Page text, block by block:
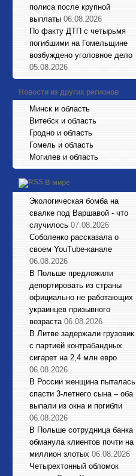
полиса после крупной
выплаты 06.08.2026
По факту ДТП с четырьмя
погибшими на Гомельщине
возбуждено уголовное дело
05.08.2026
Новости из других регионов
Минск и область
Витебск и область
Гродно и область
Гомель и область
Могилев и область
В мире
Экологическая бомба на
свалке под Варшавой - что
случилось 07.08.2026
Соболенко рассказала о
своем YouTube-канале
06.08.2026
В Польше предложили
депортировать из страны
официально не работающих
украинцев призывного
возраста 06.08.2026
В Литве задержали грузовик
с партией контрабандных
сигарет на 2,4 млн евро
06.08.2026
В России женщина пыталась
спасти 3-летнего сына – оба
выпали из окна и погибли
06.08.2026
В Польше сотрудница банка
обманула клиентов почти на
миллион злотых 06.08.2026
Четырехтонный обломок